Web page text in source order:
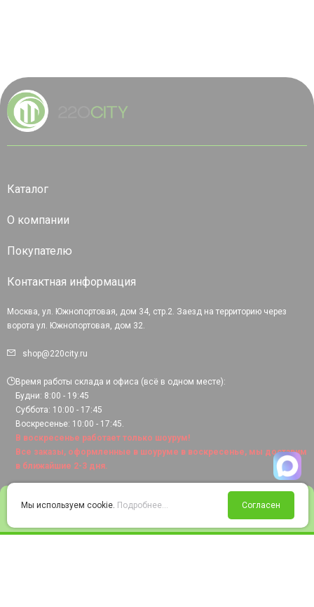
Войти Избранное Корзина
Каталог
О компании
Покупателю
Контактная информация
Москва, ул. Южнопортовая, дом 34, стр.2. Заезд на территорию через
ворота ул. Южнопортовая, дом 32.
shop@220city.ru
Время работы склада и офиса (всё в одном месте):
Будни: 8:00 - 19:45
Суббота: 10:00 - 17:45
Воскресенье: 10:00 - 17:45.
В воскресенье работает только шоурум!
Все заказы, оформленные в шоуруме в воскресенье, мы доставим
в ближайшие 2-3 дня.
Мы используем cookie. Подробнее... Согласен